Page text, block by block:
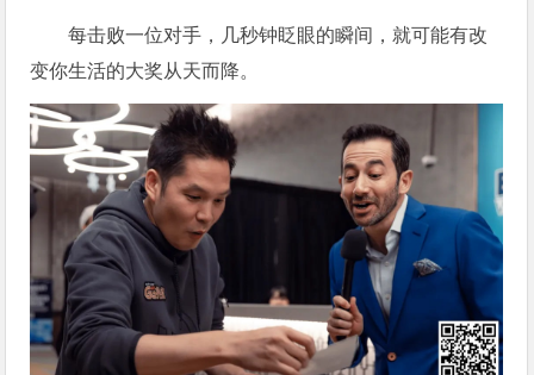
每击败一位对手，几秒钟眨眼的瞬间，就可能有改
变你生活的大奖从天而降。